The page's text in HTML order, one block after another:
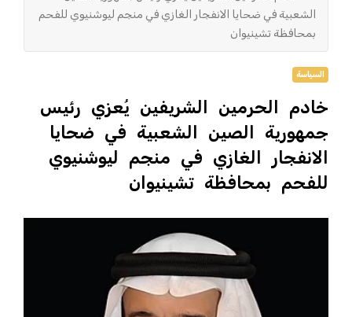
الشعبية في ضحايا الانفجار الغازي في منجم ليوشنيوي للفحم
بمحافظة تشينيوان
السياسة
خادم الحرمين الشريفين يُعزي رئيس
جمهورية الصين الشعبية في ضحايا
الانفجار الغازي في منجم ليوشنيوي
للفحم بمحافظة تشينيوان